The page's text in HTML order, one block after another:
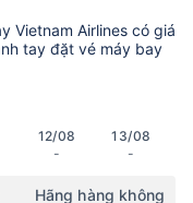
Vietnam Airlines có giá
tay đặt vé máy bay
12/08
-
13/08
-
Hãng hàng không